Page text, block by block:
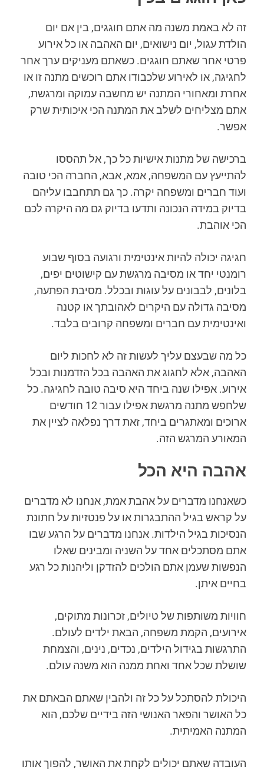
זה לא באמת משנה מה אתם חוגגים, בין אם יום
הולדת עגול, יום נישואים, יום האהבה או כל אירוע
פרטי אחר שאתם חוגגים. כשאתם מעניקים ערך אחר
לחגיגה, או לאירוע שלכבודו אתם רוכשים מתנה זו או
אחרת ומאחורי המתנה יש מחשבה עמוקה ומרגשת,
אתם מצליחים לשלב את המתנה הכי איכותית שרק
אפשר.
ברכישה של מתנות אישיות כל כך, אל תהססו
להתייעץ עם המשפחה, אמא, אבא, החברה הכי טובה
ועוד חברים ומשפחה יקרה. כך גם תתחבבו עליהם
בדיוק במידה הנכונה ותדעו בדיוק גם מה היקרה לכם
הכי אוהבת.
חגיגה יכולה להיות אינטימית ורגועה בסוף שבוע
רומנטי יחד או מסיבה מרגשת עם קישוטים יפים,
בלונים, לבבונים על עוגות ובכלל. מסיבת הפתעה,
מסיבה גדולה עם היקרים לאהובתך או קטנה
ואינטימית עם חברים ומשפחה קרובים בלבד.
כל מה שבעצם עליך לעשות זה לא לחכות ליום
האהבה, אלא לחגוג את האהבה בכל הזדמנות ובכל
אירוע. אפילו שנה ביחד היא סיבה טובה לחגיגה. כל
שלחפש מתנה מרגשת אפילו עבור 12 חודשים
ארוכים ומאתגרים ביחד, זאת דרך נפלאה לציין את
המאורע המרגש הזה.
אהבה היא הכל
כשאנחנו מדברים על אהבת אמת, אנחנו לא מדברים
על קראש בגיל ההתבגרות או על פנטזיות על חתונת
הנסיכות בגיל הילדות. אנחנו מדברים על הרגע שבו
אתם מסתכלים אחד על השניה ומבינים שאלו
הנפשות שעמן אתם הולכים להזדקן וליהנות כל רגע
בחיים איתן.
חוויות משותפות של טיולים, זכרונות מתוקים,
אירועים, הקמת משפחה, הבאת ילדים לעולם.
התרגשות בגידול הילדים, נכדים, נינים, והצמחת
שושלת שכל אחד ואחת ממנה הוא משנה עולם.
היכולת להסתכל על כל זה ולהבין שאתם הבאתם את
כל האושר והפאר האנושי הזה בידיים שלכם, הוא
המתנה האמיתית.
העובדה שאתם יכולים לקחת את האושר, להפוך אותו